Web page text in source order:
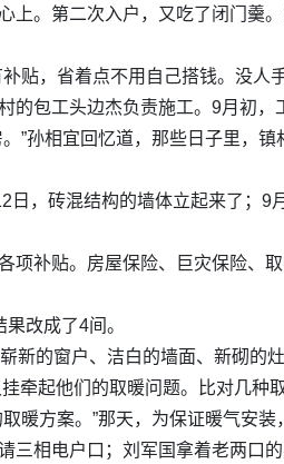
上。第二次入户，又吃了闭门羹
贴，省着点不用自己搭钱。没人
的包工头边杰负责施工。9月初，
”孙相宜回忆道，那些日子里，
日，砖混结构的墙体立起来了
项补贴。房屋保险、巨灾保险
改成了4间。
新的窗户、洁白的墙面、新砌的
牵起他们的取暖问题。比对几种
暖方案。”那天，为保证暖气安
三相电户口；刘军国拿着老两口